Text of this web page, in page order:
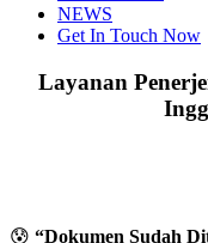
NEWS
Get In Touch Now
Layanan
😰 “Dokumen Sudah